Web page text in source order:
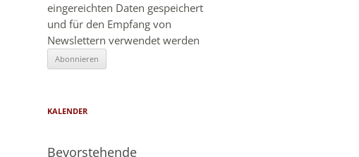
eingereichten Daten gespeichert
und für den Empfang von
Newslettern verwendet werden
KALENDER
Bevorstehende